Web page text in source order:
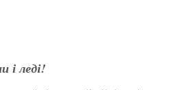
і леді!